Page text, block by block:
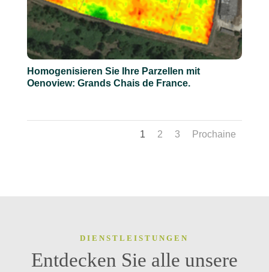
Homogenisieren Sie Ihre Parzellen mit
Oenoview: Grands Chais de France.
1 2 3 Prochaine
DIENSTLEISTUNGEN
Entdecken Sie alle unsere